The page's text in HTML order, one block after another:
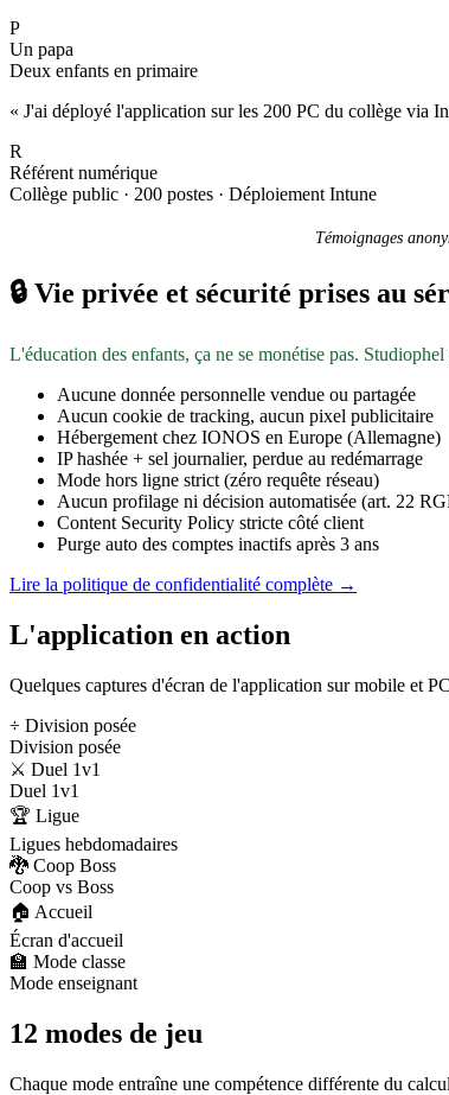
P
Un papa
Deux enfants en primaire
« J'ai déployé l'application sur les 200 PC du collège via
R
Référent numérique
Collège public · 200 postes · Déploiement Intune
Témoignages
🔒 Vie privée et sécurité prises au
L'éducation des enfants, ça ne se monétise pas.
Aucune donnée personnelle vendue ou partagée
Aucun cookie de tracking, aucun pixel publicitaire
Hébergement chez IONOS en Europe (Allemagne)
IP hashée + sel journalier, perdue au redémarrage
Mode hors ligne strict (zéro requête réseau)
Aucun profilage ni décision automatisée (art. 22
Content Security Policy stricte côté client
Purge auto des comptes inactifs après 3 ans
Lire la politique de confidentialité complète →
L'application en action
Quelques captures d'écran de l'application sur mobile et PC
÷ Division posée
Division posée
⚔️ Duel 1v1
Duel 1v1
🏆 Ligue
Ligues hebdomadaires
🐉 Coop Boss
Coop vs Boss
🏠 Accueil
Écran d'accueil
🏫 Mode classe
Mode enseignant
12 modes de jeu
Chaque mode entraîne une compétence différente du